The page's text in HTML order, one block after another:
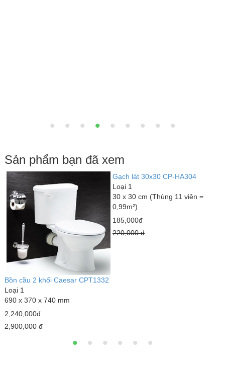
Sản phẩm bạn đã xem
Bồn cầu 2 khối Caesar CPT1332
Loại 1
690 x 370 x 740 mm
2,240,000đ
2,900,000 đ
Gạch lát 30x30 CP-HA304
Loại 1
30 x 30 cm (Thùng 11 viên =
0,99m²)
185,000đ
220,000 đ